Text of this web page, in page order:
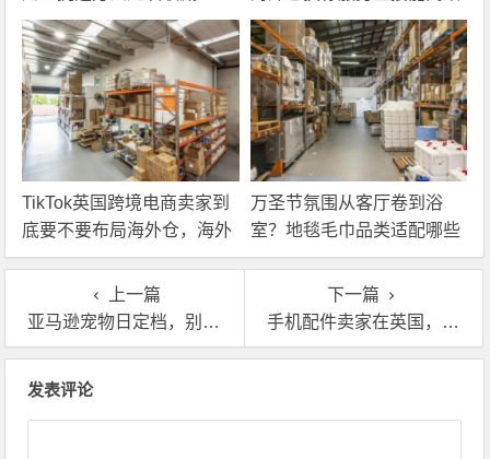
解决！
TikTok英国跨境电商卖家到
底要不要布局海外仓，海外
仓优势分析！
万圣节氛围从客厅卷到浴
室？地毯毛巾品类适配哪些
海外仓服务？
上一篇
亚马逊宠物日定档，别跟我说你还没合作英国海外仓！
下一篇
手机配件卖家在英国，真该考虑用海外仓了
发表评论